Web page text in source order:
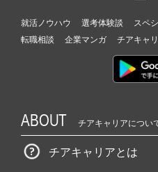
就活ノウハウ 選考体験談 スペ
転職相談
企業マンガ チアキャ
ABOUT チアキャリアについ
チアキャリアとは